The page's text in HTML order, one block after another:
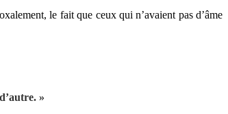
le fait que ceux qui n’avaient pas d’âme
»